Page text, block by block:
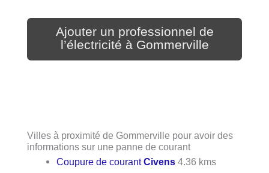
Ajouter un professionnel de
l’électricité à Gommerville
Villes à proximité de Gommerville pour avoir des
informations sur une panne de courant
Coupure de courantCivens 4.36 kms